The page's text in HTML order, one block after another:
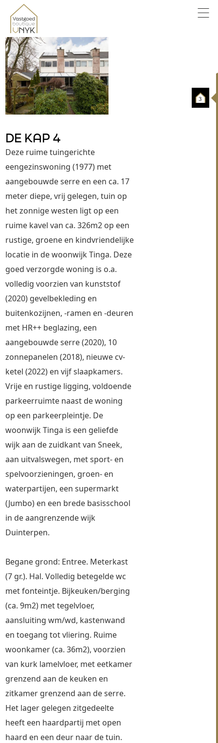
DE KAP 4
Deze ruime tuingerichte
eengezinswoning (1977) met
aangebouwde serre en een ca. 17
meter diepe, vrij gelegen, tuin op
het zonnige westen ligt op een
ruime kavel van ca. 326m2 op een
rustige, groene en kindvriendelijke
locatie in de woonwijk Tinga. Deze
goed verzorgde woning is o.a.
volledig voorzien van kunststof
(2020) gevelbekleding en
buitenkozijnen, -ramen en -deuren
met HR++ beglazing, een
aangebouwde serre (2020), 10
zonnepanelen (2018), nieuwe cv-
ketel (2022) en vijf slaapkamers.
Vrije en rustige ligging, voldoende
parkeerruimte naast de woning
op een parkeerpleintje. De
woonwijk Tinga is een geliefde
wijk aan de zuidkant van Sneek,
aan uitvalswegen, met sport- en
spelvoorzieningen, groen- en
waterpartijen, een supermarkt
(Jumbo) en een brede basisschool
in de aangrenzende wijk
Duinterpen.
Begane grond: Entree. Meterkast
(7 gr.). Hal. Volledig betegelde wc
met fonteintje. Bijkeuken/berging
(ca. 9m2) met tegelvloer,
aansluiting wm/wd, kastenwand
en toegang tot vliering. Ruime
woonkamer (ca. 36m2), voorzien
van kurk lamelvloer, met eetkamer
grenzend aan de keuken en
zitkamer grenzend aan de serre.
Het lager gelegen zitgedeelte
heeft een haardpartij met open
haard en een deur naar de tuin.
3